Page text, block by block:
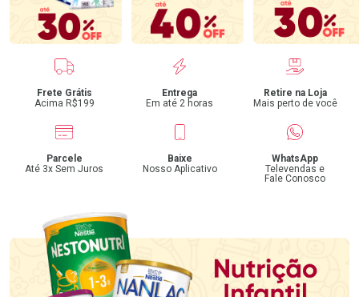
Benefícios
Frete Grátis
Acima R$199
Entrega
Em até 2 horas
Retire na Loja
Mais perto de você
Parcele
Até 3x Sem Juros
Baixe
Nosso Aplicativo
WhatsApp
Televendas e
Fale Conosco